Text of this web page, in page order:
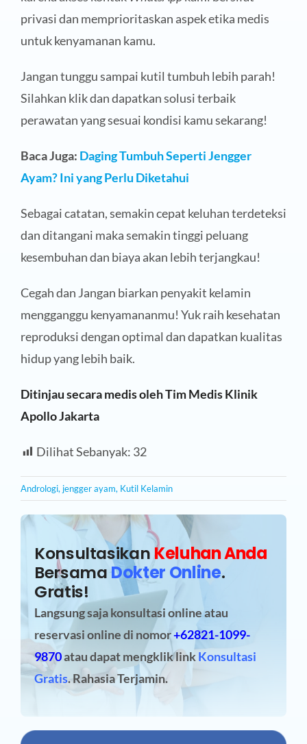
privasi dan memprioritaskan aspek etika medis
untuk kenyamanan kamu.
Jangan tunggu sampai kutil tumbuh lebih parah!
Silahkan klik dan dapatkan solusi terbaik
perawatan yang sesuai kondisi kamu sekarang!
Baca Juga: Daging Tumbuh Seperti Jengger
Ayam? Ini yang Perlu Diketahui
Sebagai catatan, semakin cepat keluhan terdeteksi
dan ditangani maka semakin tinggi peluang
kesembuhan dan biaya akan lebih terjangkau!
Cegah dan Jangan biarkan penyakit kelamin
mengganggu kenyamananmu! Yuk raih kesehatan
reproduksi dengan optimal dan dapatkan kualitas
hidup yang lebih baik.
Ditinjau secara medis oleh Tim Medis Klinik
Apollo Jakarta
Dilihat Sebanyak: 32
Andrologi, jengger ayam, Kutil Kelamin
KonsultasikanKeluhan Anda
BersamaDokter Online.
Gratis!
Langsung saja konsultasi online atau
reservasi onlinedi nomor+62821-1099-
9870atau dapat mengklik linkKonsultasi
Gratis. Rahasia Terjamin.